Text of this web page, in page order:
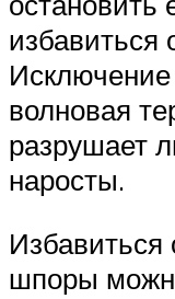
избавиться
Исключение
волновая
разрушает
наросты.
Избавиться
шпоры